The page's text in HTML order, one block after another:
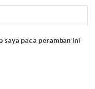
saya pada peramban ini